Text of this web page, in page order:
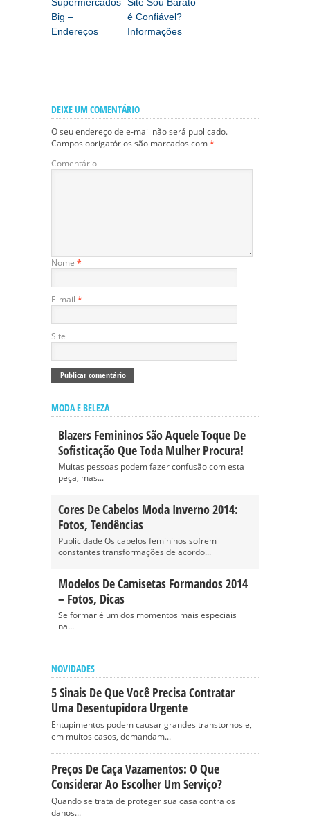
Supermercados
Big –
Endereços
Site Sou Barato
é Confiável?
Informações
DEIXE UM COMENTÁRIO
O seu endereço de e-mail não será publicado.
Campos obrigatórios são marcados com*
Comentário
Nome *
E-mail *
Site
MODA E BELEZA
Blazers Femininos São Aquele Toque De
Sofisticação Que Toda Mulher Procura!
Muitas pessoas podem fazer confusão com esta
peça, mas...
Cores De Cabelos Moda Inverno 2014:
Fotos, Tendências
Publicidade Os cabelos femininos sofrem
constantes transformações de acordo...
Modelos De Camisetas Formandos 2014
– Fotos, Dicas
Se formar é um dos momentos mais especiais
na...
NOVIDADES
5 Sinais De Que Você Precisa Contratar
Uma Desentupidora Urgente
Entupimentos podem causar grandes transtornos e,
em muitos casos, demandam...
Preços De Caça Vazamentos: O Que
Considerar Ao Escolher Um Serviço?
Quando se trata de proteger sua casa contra os
danos...